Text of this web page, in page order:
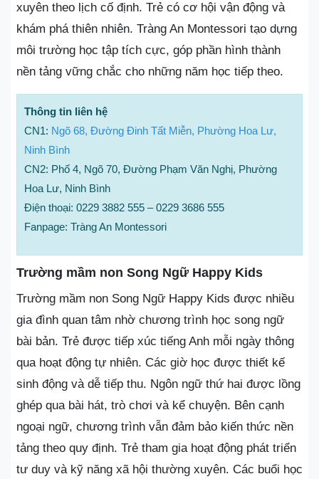
xuyên theo lịch cố định. Trẻ có cơ hội vận động và
khám phá thiên nhiên. Tràng An Montessori tạo dựng
môi trường học tập tích cực, góp phần hình thành
nền tảng vững chắc cho những năm học tiếp theo.
Thông tin liên hệ
CN1: Ngõ 68, Đường Đinh Tất Miễn, Phường Hoa Lư,
Ninh Bình
CN2: Phố 4, Ngõ 70, Đường Phạm Văn Nghị, Phường
Hoa Lư, Ninh Bình
Điện thoại: 0229 3882 555 – 0229 3686 555
Fanpage: Tràng An Montessori
Trường mầm non Song Ngữ Happy Kids
Trường mầm non Song Ngữ Happy Kids được nhiều
gia đình quan tâm nhờ chương trình học song ngữ
bài bản. Trẻ được tiếp xúc tiếng Anh mỗi ngày thông
qua hoạt động tự nhiên. Các giờ học được thiết kế
sinh động và dễ tiếp thu. Ngôn ngữ thứ hai được lồng
ghép qua bài hát, trò chơi và kể chuyện. Bên cạnh
ngoại ngữ, chương trình vẫn đảm bảo kiến thức nền
tảng theo quy định. Trẻ tham gia hoạt động phát triển
tư duy và kỹ năng xã hội thường xuyên. Các buổi học